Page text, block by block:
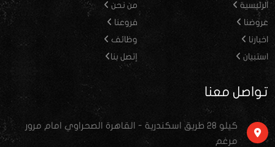
الرئيسية
من نحن
عروضنا
فروعنا
اخبارنا
وظائف
استبيان
إتصل بنا
تواصل معنا
كيلو ٢٨ طريق اسكندرية - القاهرة الصحراوي امام مرور
مرغم